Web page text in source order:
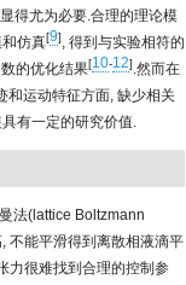
得尤为必要.合理的理论模
仿真[9], 得到与实验相符的
的优化结果[10-12].然而在
和运动特征方面, 缺少相关
有一定的研究价值.
法(lattice Boltzmann
不能平滑得到离散相液滴平
力很难找到合理的控制参